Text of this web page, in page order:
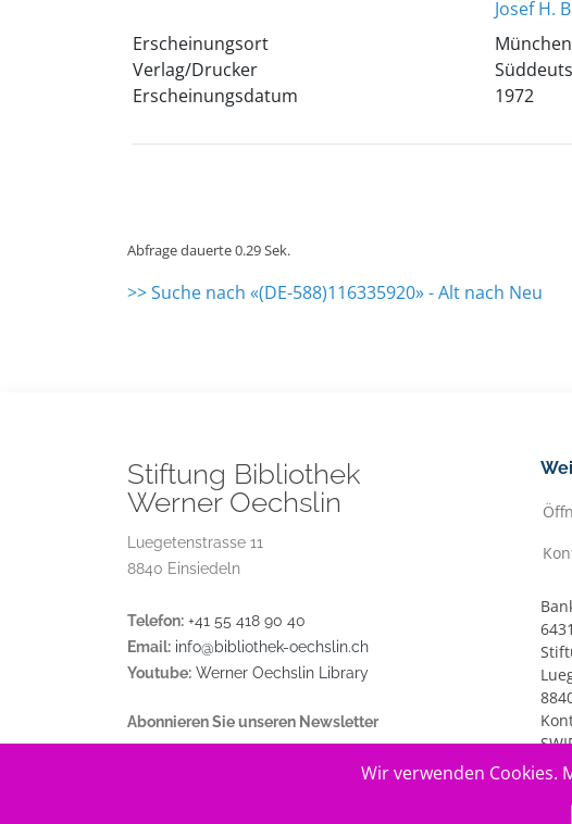
Josef H.
Erscheinungsort
Verlag/Drucker
Erscheinungsdatum
München
1972
Abfrage dauerte 0.29 Sek.
>> Suche nach «(DE-588)116335920» - Alt nach Neu
Stiftung Bibliothek
Werner Oechslin
Luegetenstrasse 11
8840 Einsiedeln
Telefon: +41 55 418 90 40
Email: info@bibliothek-oechslin.ch
Youtube: Werner Oechslin Library
Abonnieren Sie unseren Newsletter
Wir verwenden Cookies.